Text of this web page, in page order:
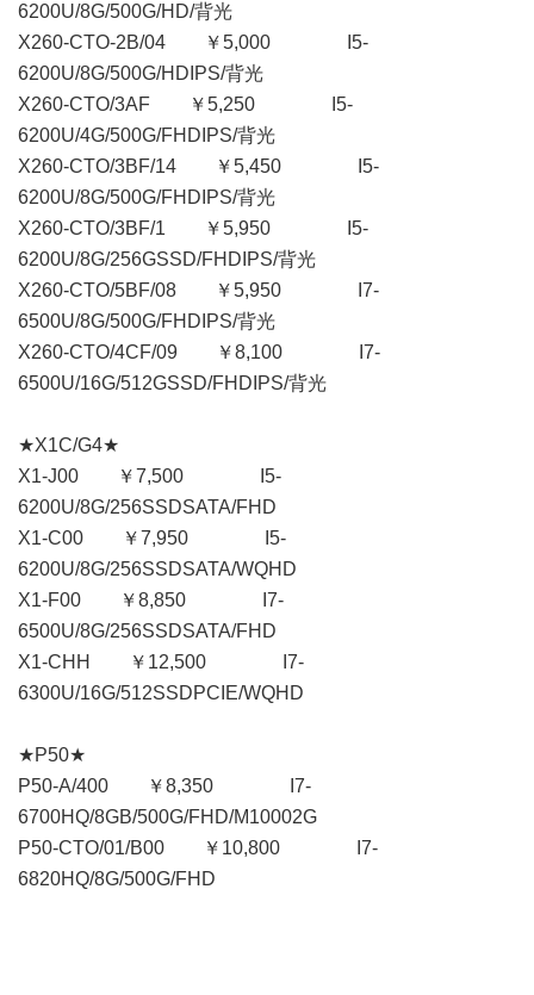
6200U/8G/500G/HD/背光
X260-CTO-2B/04 ￥5,000 I5-
6200U/8G/500G/HDIPS/背光
X260-CTO/3AF ￥5,250 I5-
6200U/4G/500G/FHDIPS/背光
X260-CTO/3BF/14 ￥5,450 I5-
6200U/8G/500G/FHDIPS/背光
X260-CTO/3BF/1 ￥5,950 I5-
6200U/8G/256GSSD/FHDIPS/背光
X260-CTO/5BF/08 ￥5,950 I7-
6500U/8G/500G/FHDIPS/背光
X260-CTO/4CF/09 ￥8,100 I7-
6500U/16G/512GSSD/FHDIPS/背光
★X1C/G4★
X1-J00 ￥7,500 I5-
6200U/8G/256SSDSATA/FHD
X1-C00 ￥7,950 I5-
6200U/8G/256SSDSATA/WQHD
X1-F00 ￥8,850 I7-
6500U/8G/256SSDSATA/FHD
X1-CHH ￥12,500 I7-
6300U/16G/512SSDPCIE/WQHD
★P50★
P50-A/400 ￥8,350 I7-
6700HQ/8GB/500G/FHD/M10002G
P50-CTO/01/B00 ￥10,800 I7-
6820HQ/8G/500G/FHD